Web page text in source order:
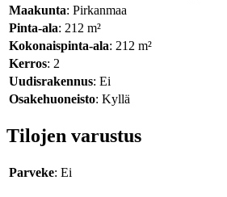
Maakunta: Pirkanmaa
Pinta-ala: 212 m²
Kokonaispinta-ala: 212 m²
Kerros: 2
Uudisrakennus: Ei
Osakehuoneisto: Kyllä
Tilojen varustus
Parveke: Ei